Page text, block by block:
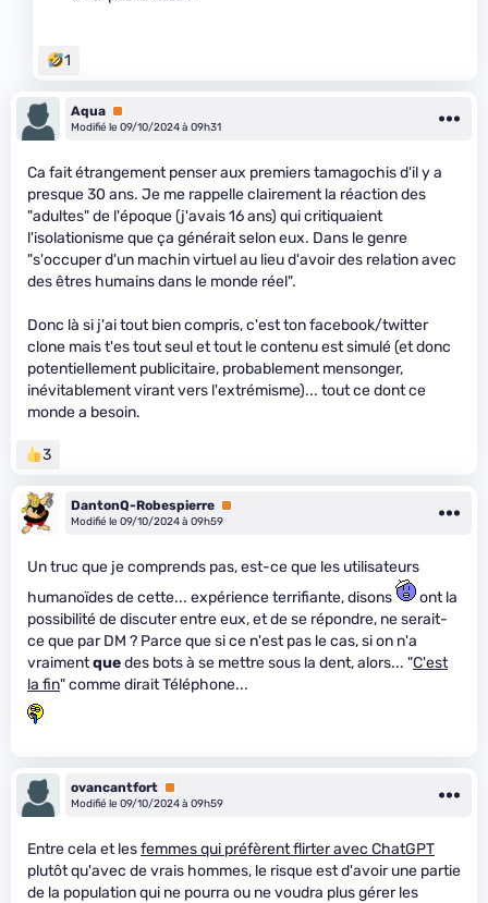
1
Aqua Premium
Modifié le 09/10/2024 à 09h31
Ca fait étrangement penser aux premiers tamagochis d'il y a
presque 30 ans. Je me rappelle clairement la réaction des
"adultes" de l'époque (j'avais 16 ans) qui critiquaient
l'isolationisme que ça générait selon eux. Dans le genre
"s'occuper d'un machin virtuel au lieu d'avoir des relation avec
des êtres humains dans le monde réel".
Donc là si j'ai tout bien compris, c'est ton facebook/twitter
clone mais t'es tout seul et tout le contenu est simulé (et donc
potentiellement publicitaire, probablement mensonger,
inévitablement virant vers l'extrémisme)... tout ce dont ce
monde a besoin.
3
DantonQ-Robespierre Premium
Modifié le 09/10/2024 à 09h59
Un truc que je comprends pas, est-ce que les utilisateurs
humanoïdes de cette... expérience terrifiante, disons
ont la
possibilité de discuter entre eux, et de se répondre, ne serait-
ce que par DM ? Parce que si ce n'est pas le cas, si on n'a
vraimentquedes bots à se mettre sous la dent, alors... "C'est
la fin" comme dirait Téléphone...
ovancantfort Premium
Modifié le 09/10/2024 à 09h59
Entre cela et lesfemmes qui préfèrent flirter avec ChatGPT
plutôt qu'avec de vrais hommes, le risque est d'avoir une partie
de la population qui ne pourra ou ne voudra plus gérer les